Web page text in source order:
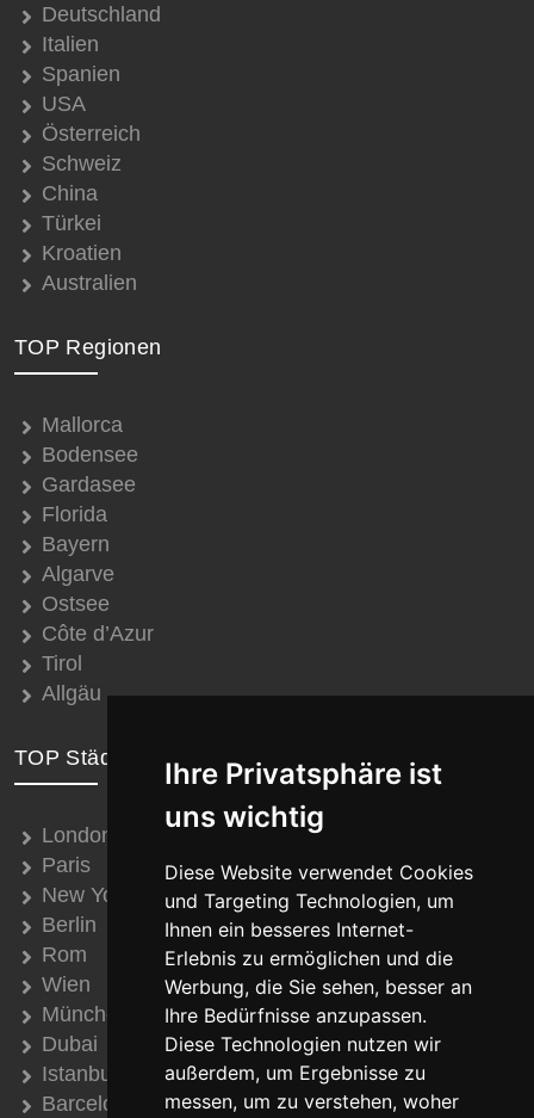
Ihre Privatsphäre ist
uns wichtig
Diese Website verwendet Cookies
und Targeting Technologien, um
Ihnen ein besseres Internet-
Erlebnis zu ermöglichen und die
Werbung, die Sie sehen, besser an
Ihre Bedürfnisse anzupassen.
Diese Technologien nutzen wir
außerdem, um Ergebnisse zu
messen, um zu verstehen, woher
Deutschland
Italien
Spanien
USA
Österreich
Schweiz
China
Türkei
Kroatien
Australien
TOP Regionen
Mallorca
Bodensee
Gardasee
Florida
Bayern
Algarve
Ostsee
Côte d’Azur
Tirol
Allgäu
TOP Städte
London
Paris
New York
Berlin
Rom
Wien
München
Dubai
Istanbul
Barcelona